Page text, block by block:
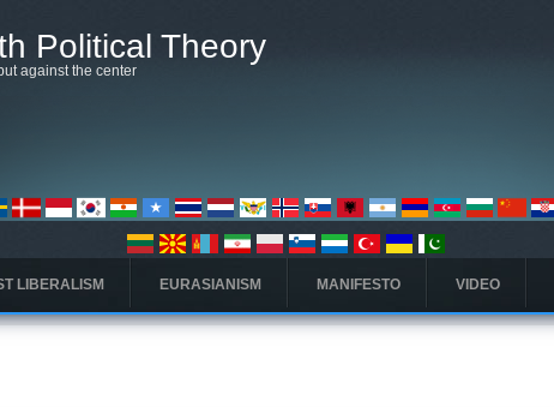
Political Theory
against the center
LIBERALISM EURASIANISM MANIFESTO VIDEO